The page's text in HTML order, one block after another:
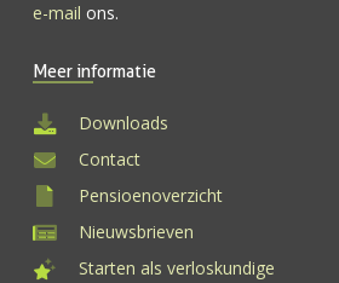
e-mail ons.
Meer informatie
Downloads
Contact
Pensioenoverzicht
Nieuwsbrieven
Starten als verloskundige